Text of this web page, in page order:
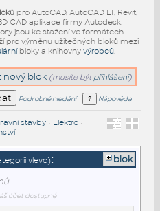
pro AutoCAD, AutoCAD LT, Revit,
CAD aplikace firmy Autodesk.
jsou ke stažení ve formátech
pro výměnu užitečných bloků mezi
bloky a knihovny výrobců.
nový blok (musíte být přihlášeni)
Podrobné hledání Nápověda
stavby• Elektro•
vlevo): blok
účet dostupné